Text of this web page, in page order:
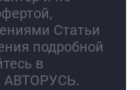
Статьи
подробной
в
АВТОРУСЬ.